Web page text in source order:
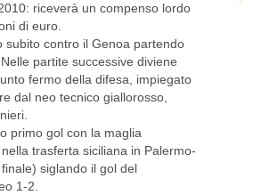
riceverà un compenso lordo
di euro.
subito contro il Genoa partendo
partite successive diviene
fermo della difesa, impiegato
dal neo tecnico giallorosso,
primo gol con la maglia
trasferta siciliana in Palermo-
siglando il gol del
1-2.